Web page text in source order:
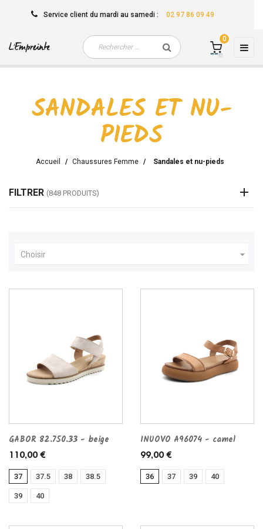
Service client du mardi au samedi : 02 97 86 09 49
☰
0
SANDALES ET NU-
PIEDS
Accueil Chaussures Femme Sandales et nu-pieds
FILTRER (848 PRODUITS)
Choisir 
GABOR 82.750.33 - beige
110,00 €
37 37.5 38 38.5
39 40
INUOVO A96074 - camel
99,00 €
36 37 39 40